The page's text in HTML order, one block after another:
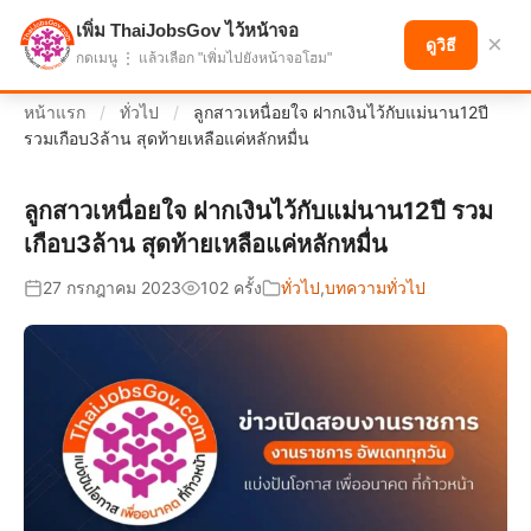
แบ่งปันโอกาส เพื่ออนาคตที่ก้าวหน้า
หน้าแรก / ทั่วไป /
ลูกสาวเหนื่อยใจ ฝากเงินไว้กับแม่นาน12ปี
รวมเกือบ3ล้าน สุดท้ายเหลือแค่หลักหมื่น
ลูกสาวเหนื่อยใจ ฝากเงินไว้กับแม่นาน12ปี รวม
เกือบ3ล้าน สุดท้ายเหลือแค่หลักหมื่น
27 กรกฎาคม 2023 102 ครั้ง ทั่วไป,บทความทั่วไป
เพิ่ม ThaiJobsGov ไว้หน้าจอ
กดเมนู ⋮ แล้วเลือก "เพิ่มไปยังหน้าจอโฮม"
ดูวิธี ×